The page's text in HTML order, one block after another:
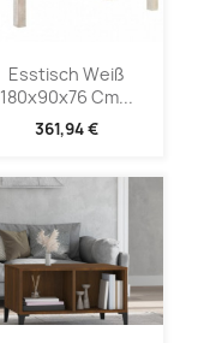
Esstisch Weiß
180x90x76 Cm...
361,94 €